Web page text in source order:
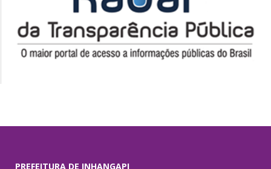
PREFEITURA DE INHANGAPI